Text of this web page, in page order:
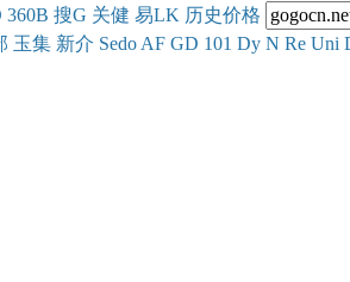
360B 搜G 关健 易LK 历史价格
玉集 新介 Sedo AF GD 101 Dy N Re Uni